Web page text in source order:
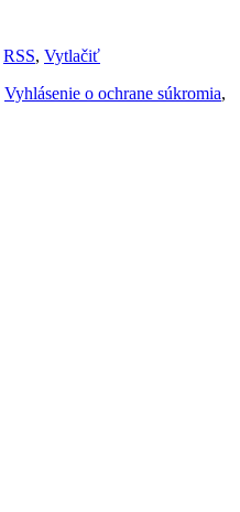
RSS, Vytlačiť
Vyhlásenie o ochrane súkromia,